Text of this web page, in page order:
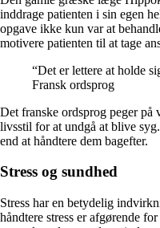
inddrage patienten i sin egen
opgave ikke kun var at
motivere patienten til at tage
“Det er lettere at holde
Fransk ordsprog
Det franske ordsprog peger på
livsstil for at undgå at blive
end at håndtere dem bagefter.
Stress og sundhed
Stress har en betydelig
håndtere stress er afgørende